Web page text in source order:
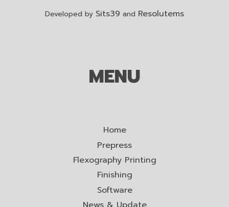
Developed by Sits39 and Resolutems
MENU
Home
Prepress
Flexography Printing
Finishing
Software